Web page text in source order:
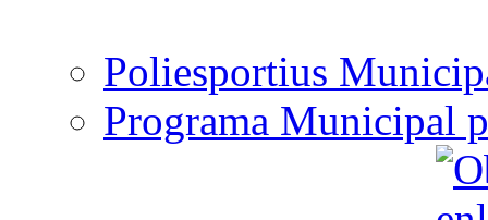
Poliesportius
Programa Municipal